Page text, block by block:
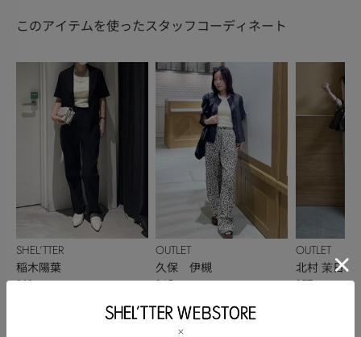
このアイテムを使ったスタッフコーディネート
SHEL’TTER
稲木陽葉
161cm
OUTLET
久保 伊槻
145cm
OUTLET
北村 茉日琉
157cm